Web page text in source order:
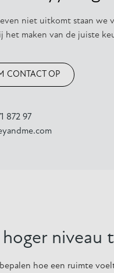
niet uitkomt staan we
het maken van de juiste
CONTACT OP
872 97
niveau
hoe een ruimte